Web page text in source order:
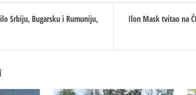
Srbiju, Bugarsku i Rumuniju,
Ilon Mask tvitao na